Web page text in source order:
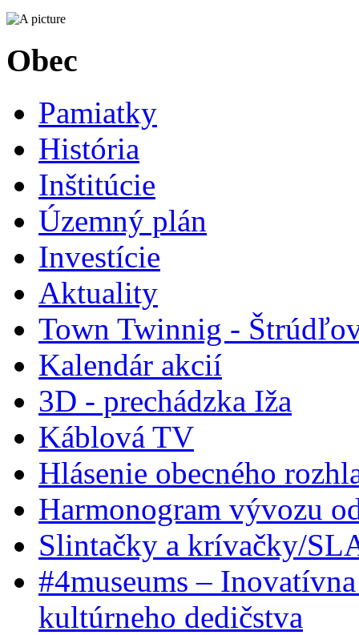
Obec
Pamiatky
História
Inštitúcie
Územný plán
Investície
Aktuality
Town Twinnig -
Kalendár akcií
3D - prechádzka Iža
Káblová TV
Hlásenie obecného
Harmonogram vývozu
Slintačky a krívačky/
#4museums –
kultúrneho dedičstva